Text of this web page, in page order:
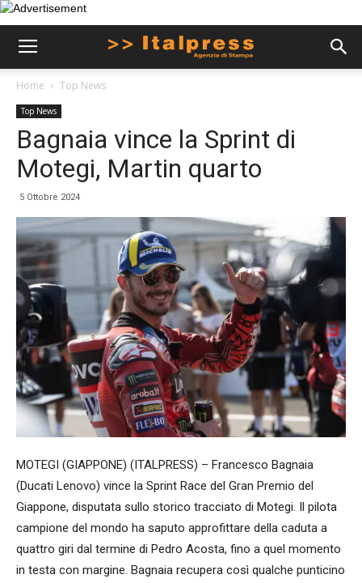
Home Top News
Top News
Bagnaia vince la Sprint di
Motegi, Martin quarto
5 Ottobre 2024
MOTEGI (GIAPPONE) (ITALPRESS) – Francesco Bagnaia
(Ducati Lenovo) vince la Sprint Race del Gran Premio del
Giappone, disputata sullo storico tracciato di Motegi. Il pilota
campione del mondo ha saputo approfittare della caduta a
quattro giri dal termine di Pedro Acosta, fino a quel momento
in testa con margine. Bagnaia recupera così qualche punticino